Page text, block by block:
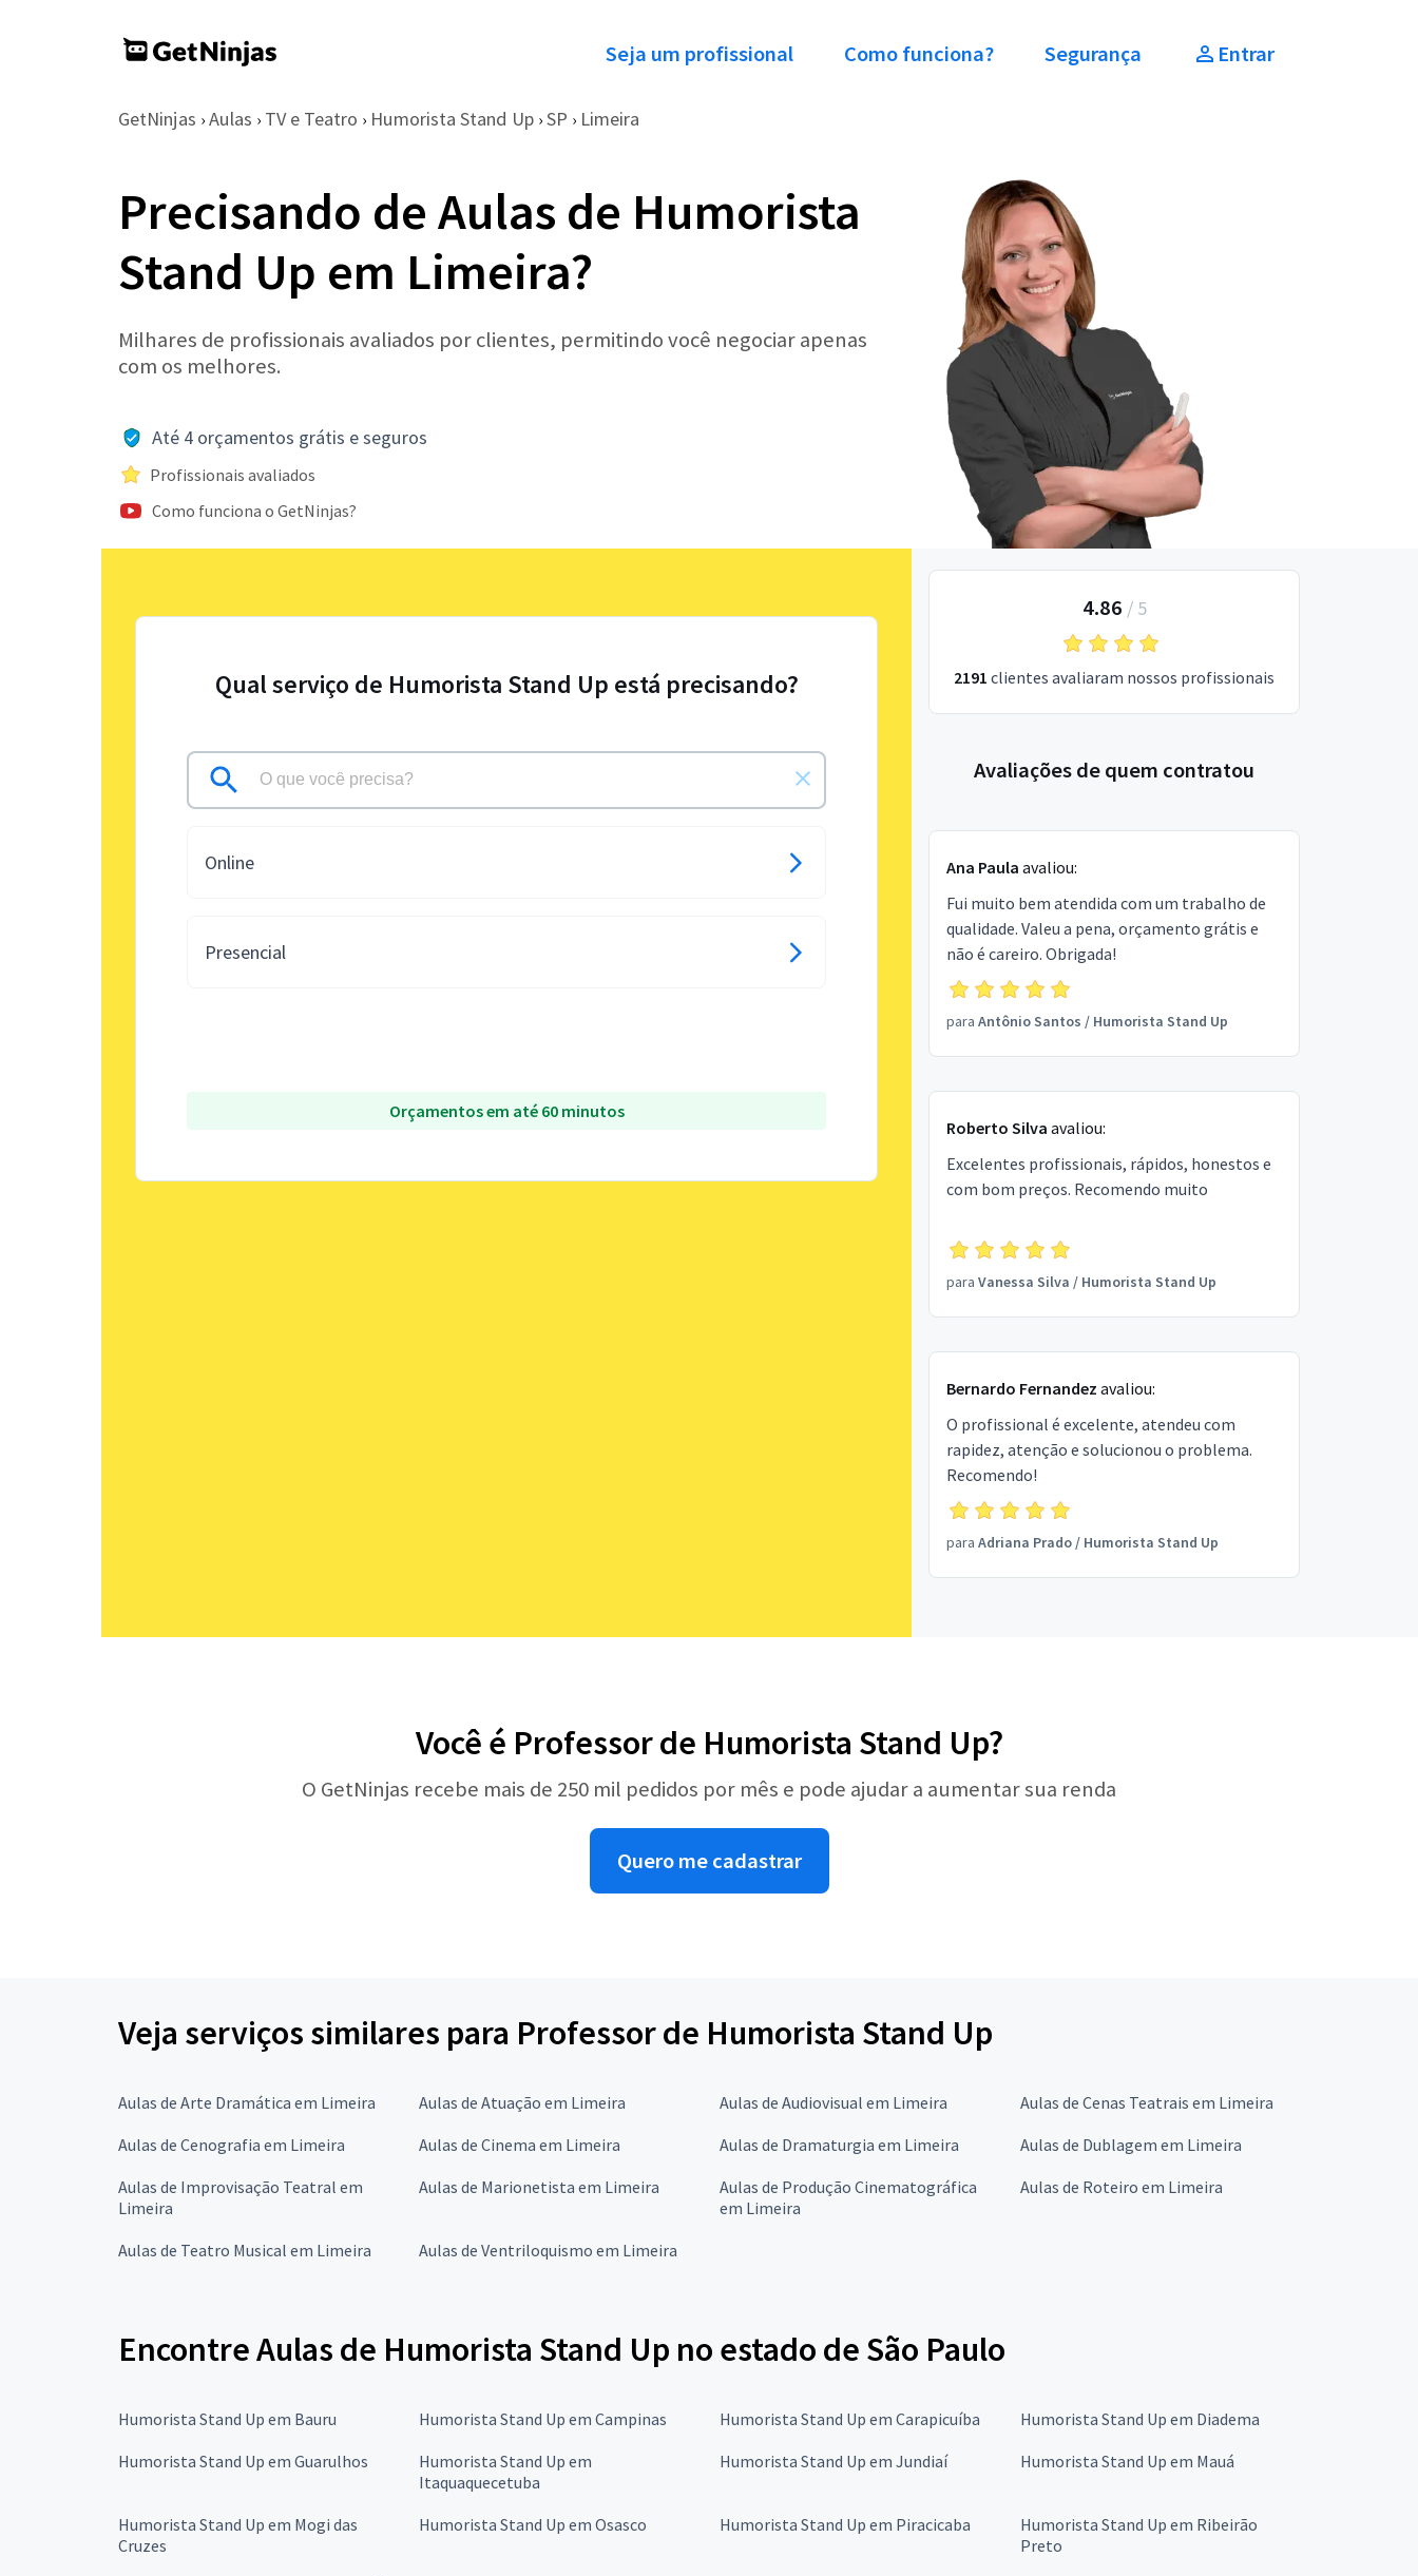
Seja um profissional Como funciona? Segurança Entrar
GetNinjas › Aulas › TV e Teatro › Humorista Stand Up › SP › Limeira
Precisando de Aulas de Humorista
Stand Up em Limeira?
Milhares de profissionais avaliados por clientes, permitindo você negociar apenas
com os melhores.
Até 4 orçamentos grátis e seguros
Profissionais avaliados
Como funciona o GetNinjas?
Qual serviço de Humorista Stand Up está precisando?
Online
Presencial
Orçamentos em até 60 minutos
4.86 / 5
2191 clientes avaliaram nossos profissionais
Avaliações de quem contratou
Ana Paula avaliou:
Fui muito bem atendida com um trabalho de
qualidade. Valeu a pena, orçamento grátis e
não é careiro. Obrigada!
para Antônio Santos / Humorista Stand Up
Roberto Silva avaliou:
Excelentes profissionais, rápidos, honestos e
com bom preços. Recomendo muito
para Vanessa Silva / Humorista Stand Up
Bernardo Fernandez avaliou:
O profissional é excelente, atendeu com
rapidez, atenção e solucionou o problema.
Recomendo!
para Adriana Prado/ Humorista Stand Up
Você é Professor de Humorista Stand Up?
O GetNinjas recebe mais de 250 mil pedidos por mês e pode ajudar a aumentar sua renda
Quero me cadastrar
Veja serviços similares para Professor de Humorista Stand Up
Aulas de Arte Dramática em Limeira Aulas de Atuação em Limeira Aulas de Audiovisual em Limeira
Aulas de Cenas Teatrais em Limeira
Aulas de Cenografia em Limeira
Aulas de Cinema em Limeira Aulas de Dramaturgia em Limeira
Aulas de Dublagem em Limeira
Aulas de Improvisação Teatral em
Limeira
Aulas de Marionetista em Limeira
Aulas de Produção Cinematográfica
em Limeira
Aulas de Roteiro em Limeira
Aulas de Teatro Musical em Limeira Aulas de Ventriloquismo em Limeira
Encontre Aulas de Humorista Stand Up no estado de São Paulo
Humorista Stand Up em Bauru Humorista Stand Up em Campinas Humorista Stand Up em Carapicuíba
Humorista Stand Up em Diadema
Humorista Stand Up em Guarulhos
Humorista Stand Up em
Itaquaquecetuba
Humorista Stand Up em Jundiaí Humorista Stand Up em Mauá
Humorista Stand Up em Mogi das
Cruzes
Humorista Stand Up em Osasco Humorista Stand Up em Piracicaba
Humorista Stand Up em Ribeirão
Preto